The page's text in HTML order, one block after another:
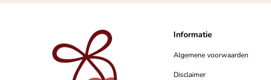
Informatie
Algemene voorwaarden
Disclaimer